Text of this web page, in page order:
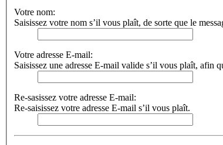
Votre nom:
Saisissez votre nom s’il vous plaît, de sorte que le
Votre adresse E-mail:
Saisissez une adresse E-mail valide s’il vous plaît, afin
Re-sasissez votre adresse E-mail:
Re-saisissez votre adresse E-mail s’il vous plaît.